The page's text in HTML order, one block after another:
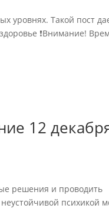
уровнях. Такой пост
❗Внимание!
12
решения и проводить
психикой